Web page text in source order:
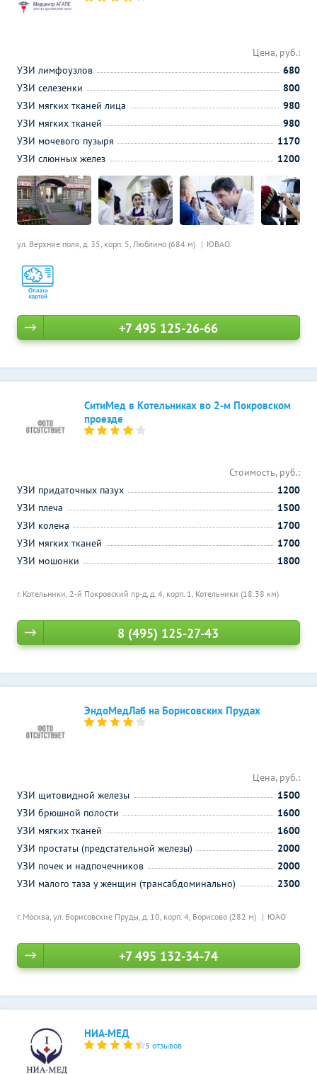
ул. Верхние поля, д. 35, корп. 5, Люблино (684 м) ЮВАО
Цена, руб.:
УЗИ лимфоузлов
680
УЗИ селезенки
800
УЗИ мягких тканей лица
980
УЗИ мягких тканей
980
УЗИ мочевого пузыря
1170
УЗИ слюнных желез
1200
+7 495 125-26-66
СитиМед в Котельниках во 2-м Покровском
проезде
г. Котельники, 2-й Покровский пр-д, д. 4, корп. 1, Котельники (18.38 км)
Стоимость, руб.:
УЗИ придаточных пазух
1200
УЗИ плеча
1500
УЗИ колена
1700
УЗИ мягких тканей
1700
УЗИ мошонки
1800
8 (495) 125-27-43
ЭндоМедЛаб на Борисовских Прудах
г. Москва, ул. Борисовские Пруды, д. 10, корп. 4, Борисово (282 м) ЮАО
Цена, руб.:
УЗИ щитовидной железы
1500
УЗИ брюшной полости
1600
УЗИ мягких тканей
1600
УЗИ простаты (предстательной железы)
2000
УЗИ почек и надпочечников
2000
УЗИ малого таза у женщин (трансабдоминально)
2300
+7 495 132-34-74
НИА-МЕД
5 отзывов